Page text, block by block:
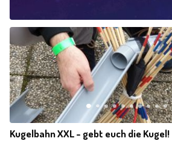
Kugelbahn XXL - gebt euch die Kugel!